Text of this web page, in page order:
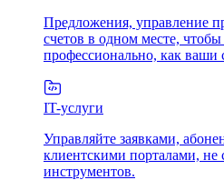
Предложения, управление
счетов в одном месте,
профессионально, как ваши
IT-услуги
Управляйте заявками,
клиентскими порталами, не
инструментов.